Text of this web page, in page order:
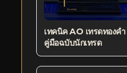
เทคนิค AO เทรดทองค
คู่มือฉบับนักเทรด